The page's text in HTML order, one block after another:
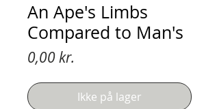
An Ape's Limbs
Compared to Man's
0,00 kr.
Ikke på lager